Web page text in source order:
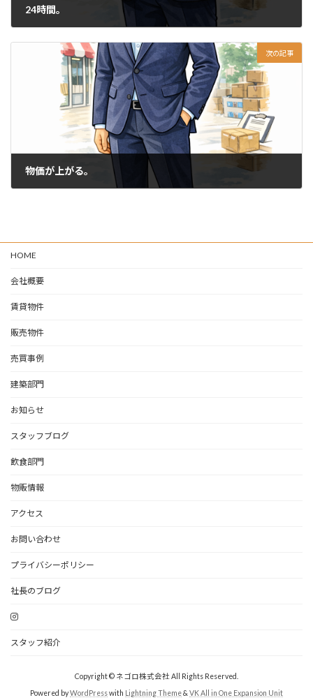
24時間。
次の記事
物価が上がる。
HOME
会社概要
賃貸物件
販売物件
売買事例
建築部門
お知らせ
スタッフブログ
飲食部門
物販情報
アクセス
お問い合わせ
プライバシーポリシー
社長のブログ
スタッフ紹介
Copyright © ネゴロ株式会社 All Rights Reserved.
Powered byWordPresswith Lightning Theme& VK All in One Expansion Unit